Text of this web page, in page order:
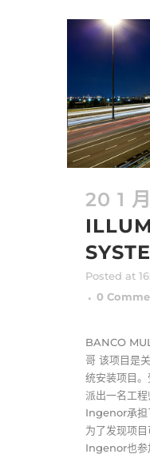
20 1 月
Posted at
0
BANCO
哥 该项目是
统安装项目
派出一名工程
Ingenor承担
为了发现项目
Ingenor也参